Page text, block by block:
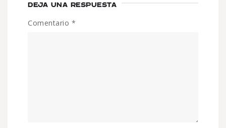
DEJA UNA RESPUESTA
Comentario *